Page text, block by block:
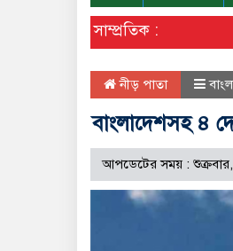
সাম্প্রতিক :
নীড় পাতা
বাংলাদেশসহ ৪
আপডেটের সময় :